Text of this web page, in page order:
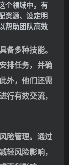
个领域中，有
资源、设定明
帮助团队高效
备多种技能。
排任务，并确
外，他们还需
行有效交流，
险管理。通过
轻风险影响，